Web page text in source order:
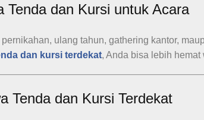
Tenda dan Kursi untuk Acara
ulang tahun, gathering kantor,
dan kursi terdekat, Anda bisa lebih
Tenda dan Kursi Terdekat